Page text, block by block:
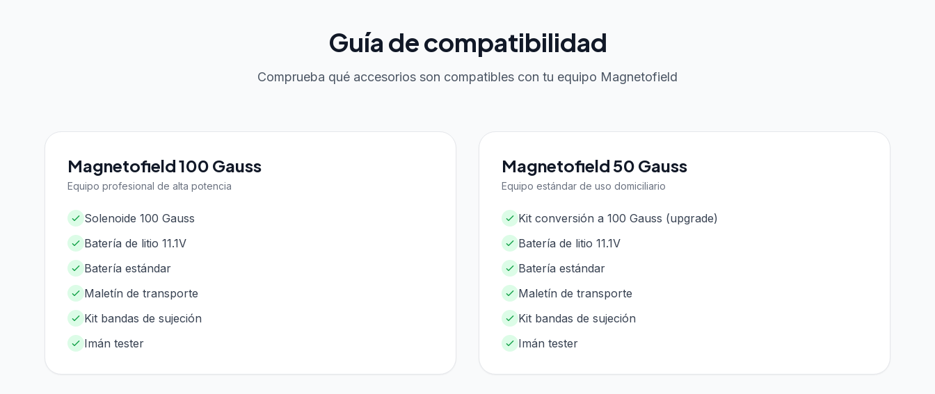
Guía de compatibilidad
Comprueba qué accesorios son compatibles con tu equipo Magnetofield
Magnetofield 100 Gauss
Equipo profesional de alta potencia
Solenoide 100 Gauss
Batería de litio 11.1V
Batería estándar
Maletín de transporte
Kit bandas de sujeción
Imán tester
Magnetofield 50 Gauss
Equipo estándar de uso domiciliario
Kit conversión a 100 Gauss (upgrade)
Batería de litio 11.1V
Batería estándar
Maletín de transporte
Kit bandas de sujeción
Imán tester